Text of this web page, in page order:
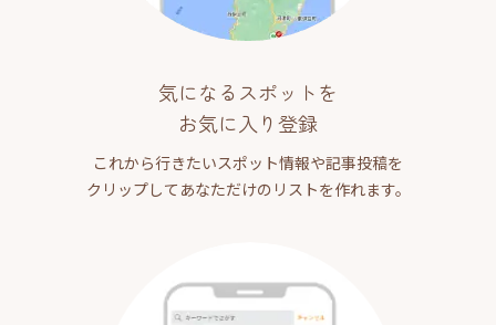
気になるスポットを
お気に入り登録
これから行きたいスポット情報や記事投稿を
クリップしてあなただけのリストを作れます。